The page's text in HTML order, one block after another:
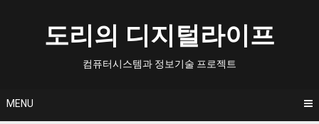
도리의 디지털라이프
컴퓨터시스템과 정보기술 프로젝트
MENU